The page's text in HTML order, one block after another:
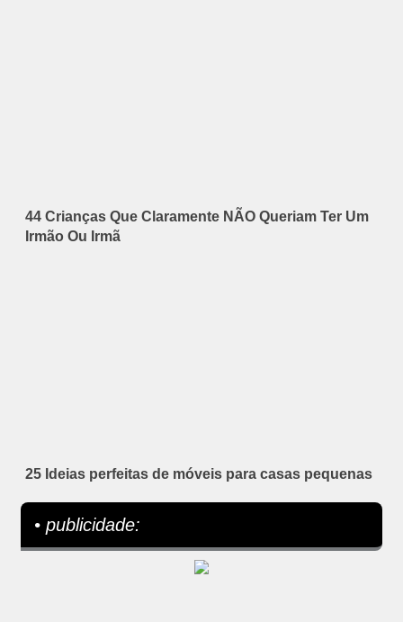
44 Crianças Que Claramente NÃO Queriam Ter Um
Irmão Ou Irmã
25 Ideias perfeitas de móveis para casas pequenas
• publicidade: